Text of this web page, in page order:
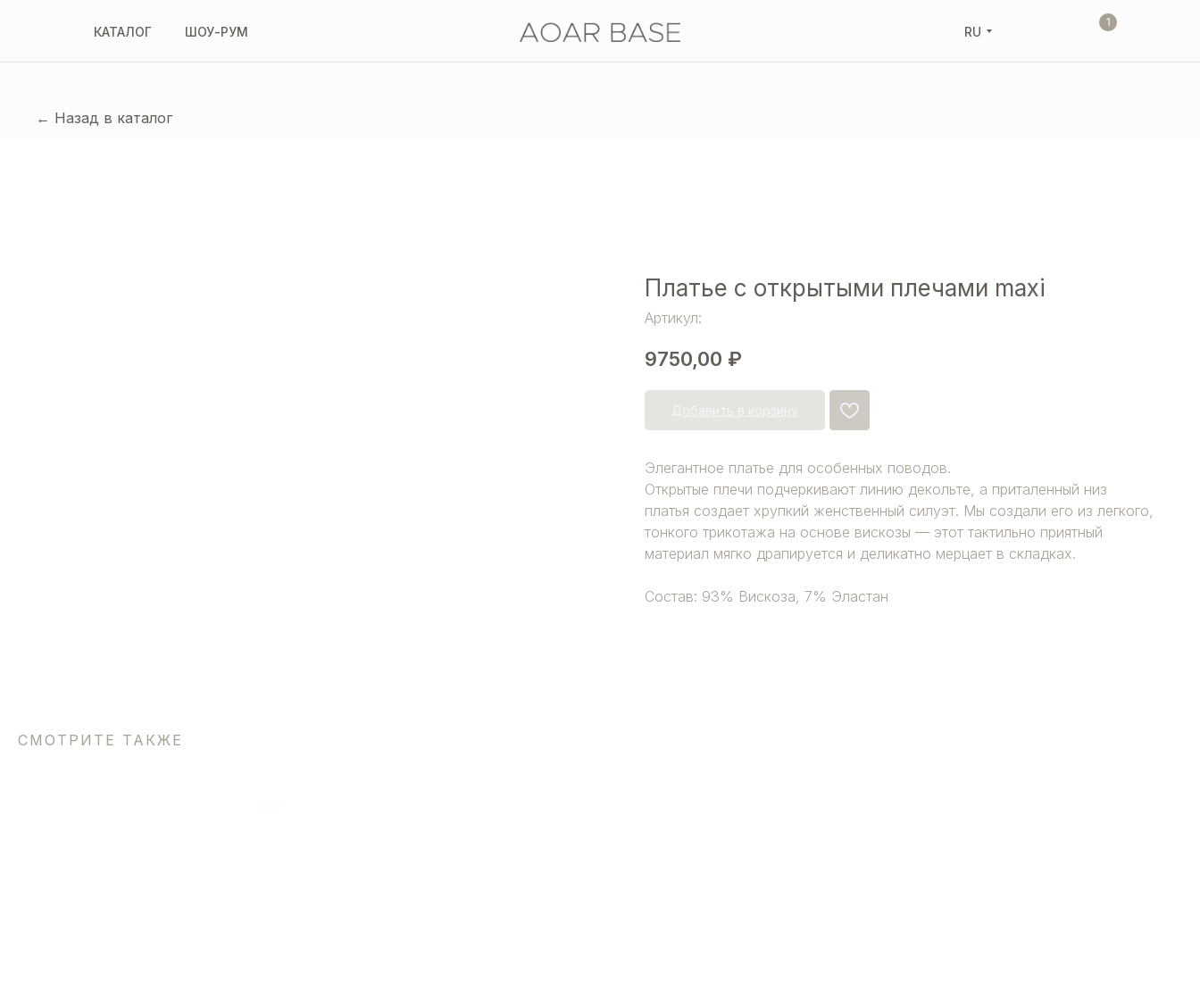
1
КАТАЛОГ ШОУ-РУМ RU
← Назад в каталог
Платье с открытыми плечами maxi
Артикул:
9750,00 ₽
Элегантное платье для особенных поводов.
Открытые плечи подчеркивают линию декольте, а приталенный низ
платья создает хрупкий женственный силуэт. Мы создали его из легкого,
тонкого трикотажа на основе вискозы — этот тактильно приятный
материал мягко драпируется и деликатно мерцает в складках.
Состав: 93% Вискоза, 7% Эластан
СМОТРИТЕ ТАКЖЕ